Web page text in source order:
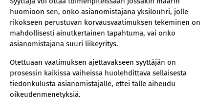
huomioon sen, onko asianomistajana yksilöuhri, jolle
rikokseen perustuvan korvausvaatimuksen tekeminen on
mahdollisesti ainutkertainen tapahtuma, vai onko
asianomistajana suuri liikeyritys.
Otettuaan vaatimuksen ajettavakseen syyttäjän on
prosessin kaikissa vaiheissa huolehdittava sellaisesta
tiedonkulusta asianomistajalle, ettei tälle aiheudu
oikeudenmenetyksiä.